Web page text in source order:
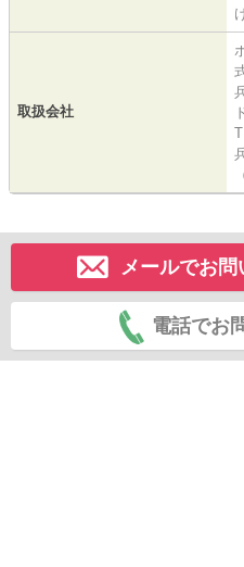
取扱会社
メールでお問
電話でお